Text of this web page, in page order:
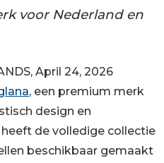
voor Nederland en
April 24, 2026
, een premium merk
design en
de volledige collectie
beschikbaar gemaakt